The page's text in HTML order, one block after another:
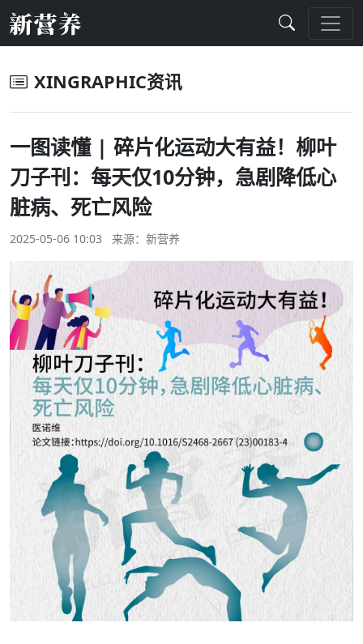
XINGRAPHIC资讯
一图读懂 | 碎片化运动大有益！柳叶
刀子刊：每天仅10分钟，急剧降低心
脏病、死亡风险
2025-05-06 10:03 来源： 新营养